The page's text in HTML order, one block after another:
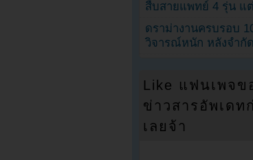
สืบสายแพทย์ 4 รุ่น แ
ดราม่างานครบรอบ
วิจารณ์หนัก หลังจำกั
Like แฟนเพจข
ข่าวสารอัพเดท
เลยจ้า